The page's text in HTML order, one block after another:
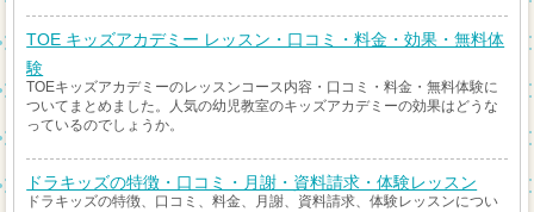
TOE キッズアカデミー レッスン・口コミ・料金・効果・無料体
験
TOEキッズアカデミーのレッスンコース内容・口コミ・料金・無料体験に
ついてまとめました。人気の幼児教室のキッズアカデミーの効果はどうな
っているのでしょうか。
ドラキッズの特徴・口コミ・月謝・資料請求・体験レッスン
ドラキッズの特徴、口コミ、料金、月謝、資料請求、体験レッスンについ